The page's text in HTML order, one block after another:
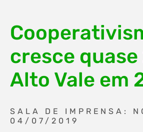
cresce quase
Alto Vale em
SALA DE IMPRENSA:
04/07/2019